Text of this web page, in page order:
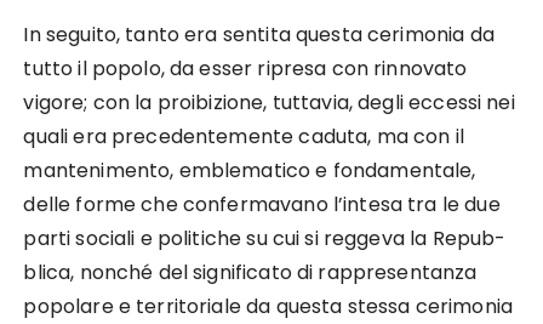
In seguito, tanto era sentita questa cerimonia da
tutto il popolo, da esser ripresa con rinnovato
vigore; con la proi­bizione, tuttavia, degli eccessi nei
quali era precedentemente caduta, ma con il
mantenimento, emblematico e fondamentale,
delle forme che confermavano l’intesa tra le due
parti sociali e politiche su cui si reggeva la Repub­
blica, nonché del significato di rappresentanza
popolare e territoriale da questa stessa cerimonia